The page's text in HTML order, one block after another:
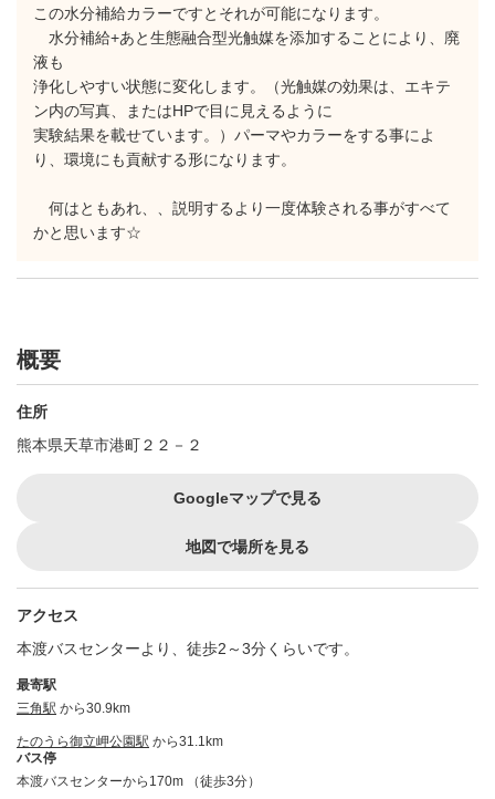
この水分補給カラーですとそれが可能になります。
水分補給+あと生態融合型光触媒を添加することにより、廃
液も
浄化しやすい状態に変化します。（光触媒の効果は、エキテ
ン内の写真、またはHPで目に見えるように
実験結果を載せています。）パーマやカラーをする事によ
り、環境にも貢献する形になります。
何はともあれ、、説明するより一度体験される事がすべて
かと思います☆
概要
住所
熊本県天草市港町２２－２
Googleマップで見る
地図で場所を見る
アクセス
本渡バスセンターより、徒歩2～3分くらいです。
最寄駅
三角駅 から30.9km
たのうら御立岬公園駅 から31.1km
バス停
本渡バスセンターから170m （徒歩3分）